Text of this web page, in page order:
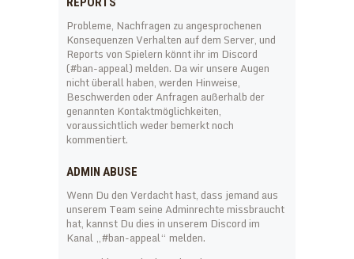
Probleme, Nachfragen zu angesprochenen
Konsequenzen Verhalten auf dem Server, und
Reports von Spielern könnt ihr im Discord
(#ban-appeal) melden. Da wir unsere Augen
nicht überall haben, werden Hinweise,
Beschwerden oder Anfragen außerhalb der
genannten Kontaktmöglichkeiten,
voraussichtlich weder bemerkt noch
kommentiert.
ADMIN ABUSE
Wenn Du den Verdacht hast, dass jemand aus
unserem Team seine Adminrechte missbraucht
hat, kannst Du dies in unserem Discord im
Kanal „#ban-appeal“ melden.